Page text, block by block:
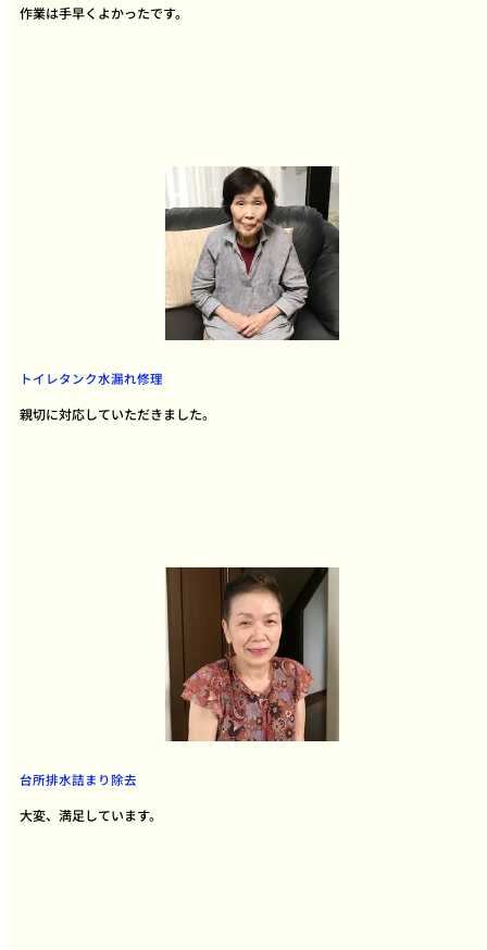
作業は手早くよかったです。
トイレタンク水漏れ修理
親切に対応していただきました。
台所排水詰まり除去
大変、満足しています。